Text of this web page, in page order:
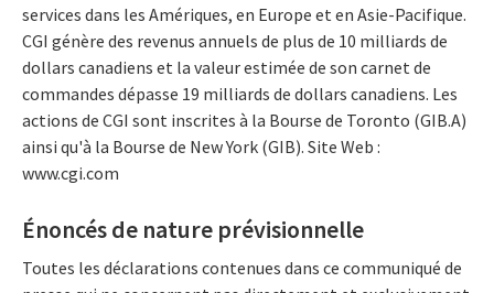
services dans les Amériques, en Europe et en Asie-Pacifique.
CGI génère des revenus annuels de plus de 10 milliards de
dollars canadiens et la valeur estimée de son carnet de
commandes dépasse 19 milliards de dollars canadiens. Les
actions de CGI sont inscrites à la Bourse de Toronto (GIB.A)
ainsi qu'à la Bourse de New York (GIB). Site Web :
www.cgi.com
Énoncés de nature prévisionnelle
Toutes les déclarations contenues dans ce communiqué de